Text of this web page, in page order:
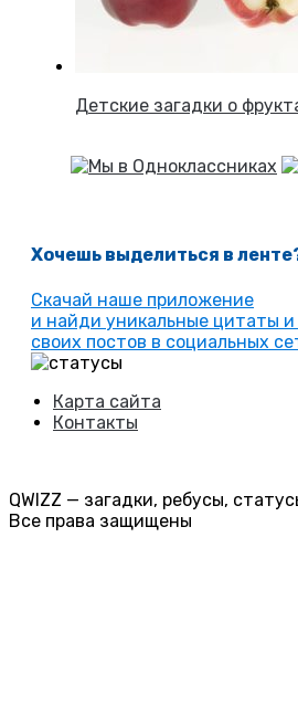
Детские загадки о
Хочешь выделиться в ленте
Скачай наше приложение
и найди уникальные цитаты
своих постов в социальных
Карта сайта
Контакты
QWIZZ — загадки, ребусы,
Все права защищены